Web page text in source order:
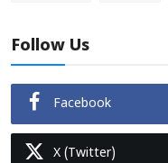
Follow Us
Facebook
X (Twitter)